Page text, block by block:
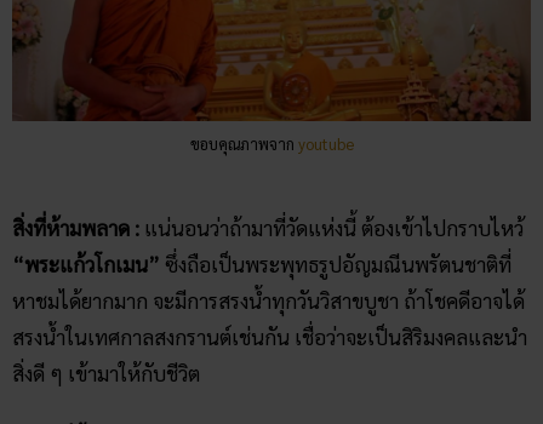
ขอบคุณภาพจาก youtube
สิ่งที่ห้ามพลาด : แน่นอนว่าถ้ามาที่วัดแห่งนี้ ต้องเข้าไปกราบไหว้
“พระแก้วโกเมน” ซึ่งถือเป็นพระพุทธรูปอัญมณีนพรัตนชาติที่
หาชมได้ยากมาก จะมีการสรงน้ำทุกวันวิสาขบูชา ถ้าโชคดีอาจได้
สรงน้ำในเทศกาลสงกรานต์เช่นกัน เชื่อว่าจะเป็นสิริมงคลและนำ
สิ่งดี ๆ เข้ามาให้กับชีวิต